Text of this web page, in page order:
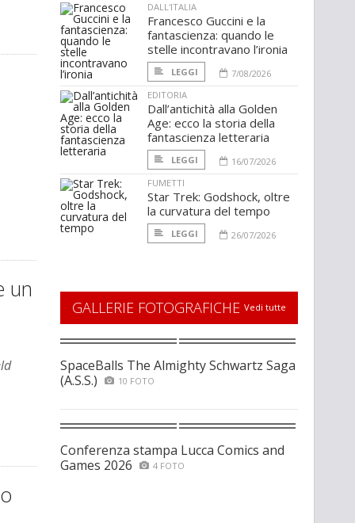
un
DALL'ITALIA
Francesco Guccini e la
fantascienza: quando le
stelle incontravano l’ironia
LEGGI
7/08/2026
EDITORIA
Dall’antichità alla Golden
Age: ecco la storia della
fantascienza letteraria
LEGGI
16/07/2026
FUMETTI
Star Trek: Godshock, oltre
la curvatura del tempo
LEGGI 26/07/2026
GALLERIE FOTOGRAFICHE Vedi tutte
SpaceBalls The Almighty Schwartz Saga
(A.S.S.)
10 FOTO
Conferenza stampa Lucca Comics and
Games 2026
4 FOTO